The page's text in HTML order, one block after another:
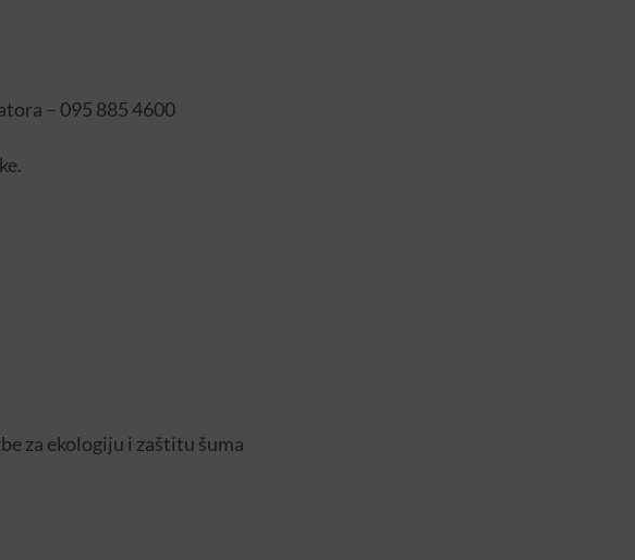
– 095 885 4600
za ekologiju i zaštitu šuma